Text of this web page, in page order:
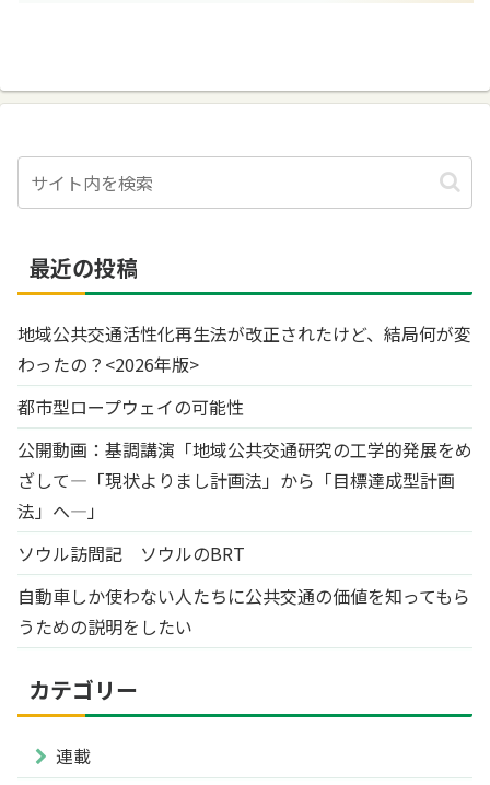
最近の投稿
地域公共交通活性化再生法が改正されたけど、結局何が変
わったの？<2026年版>
都市型ロープウェイの可能性
公開動画：基調講演「地域公共交通研究の工学的発展をめ
ざして―「現状よりまし計画法」から「目標達成型計画
法」へ―」
ソウル訪問記 ソウルのBRT
自動車しか使わない人たちに公共交通の価値を知ってもら
うための説明をしたい
カテゴリー
連載